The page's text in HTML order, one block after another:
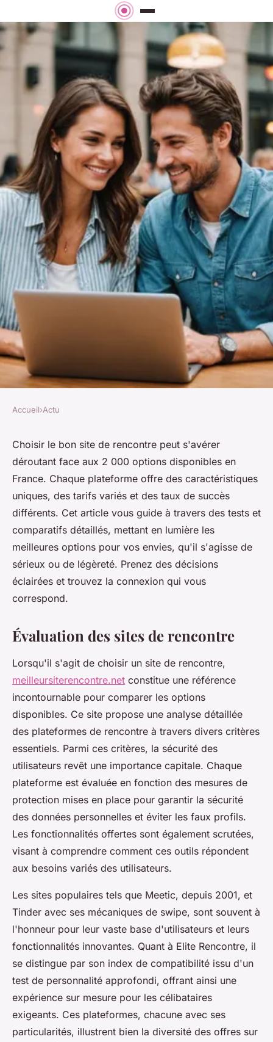
Tests et comparatifs des sites
de rencontre : le bon choix à
faire
Lou•26 décembre 2024•4 min de lecture
Accueil›Actu
Choisir le bon site de rencontre peut s'avérer
déroutant face aux 2 000 options disponibles en
France. Chaque plateforme offre des caractéristiques
uniques, des tarifs variés et des taux de succès
différents. Cet article vous guide à travers des tests et
comparatifs détaillés, mettant en lumière les
meilleures options pour vos envies, qu'il s'agisse de
sérieux ou de légèreté. Prenez des décisions
éclairées et trouvez la connexion qui vous
correspond.
Évaluation des sites de rencontre
Lorsqu'il s'agit de choisir un site de rencontre,
meilleursiterencontre.net constitue une référence
incontournable pour comparer les options
disponibles. Ce site propose une analyse détaillée
des plateformes de rencontre à travers divers critères
essentiels. Parmi ces critères, la sécurité des
utilisateurs revêt une importance capitale. Chaque
plateforme est évaluée en fonction des mesures de
protection mises en place pour garantir la sécurité
des données personnelles et éviter les faux profils.
Les fonctionnalités offertes sont également scrutées,
visant à comprendre comment ces outils répondent
aux besoins variés des utilisateurs.
Les sites populaires tels que Meetic, depuis 2001, et
Tinder avec ses mécaniques de swipe, sont souvent à
l'honneur pour leur vaste base d'utilisateurs et leurs
fonctionnalités innovantes. Quant à Elite Rencontre, il
se distingue par son index de compatibilité issu d'un
test de personnalité approfondi, offrant ainsi une
expérience sur mesure pour les célibataires
exigeants. Ces plateformes, chacune avec ses
particularités, illustrent bien la diversité des offres sur